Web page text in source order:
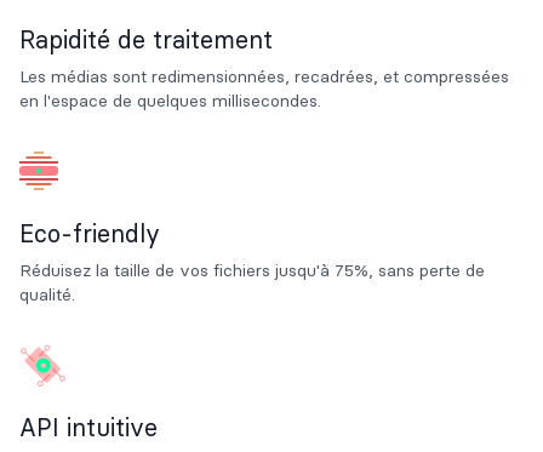
Rapidité de traitement
Les médias sont redimensionnées, recadrées, et compressées
en l'espace de quelques millisecondes.
Eco-friendly
Réduisez la taille de vos fichiers jusqu'à 75%, sans perte de
qualité.
API intuitive